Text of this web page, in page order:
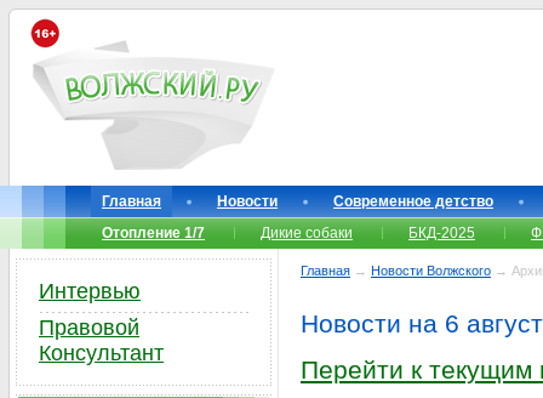
Главная Новости
Современное детство
Отопление 1/7
Дикие собаки БКД-2025
Главная → Новости Волжского →
Новости на 6
Перейти к текущим
Интервью
Правовой
Консультант